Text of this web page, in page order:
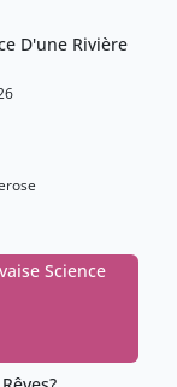
D'une Rivière
Science